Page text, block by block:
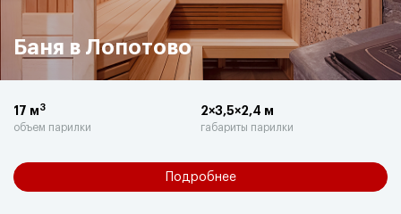
Баня в Лопотово
17 м3
объем парилки
2×3,5×2,4 м
габариты парилки
Подробнее